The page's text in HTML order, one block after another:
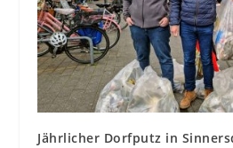
Jährlicher Dorfputz in